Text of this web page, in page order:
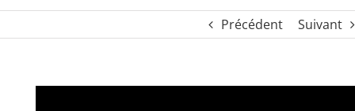
Précédent Suivant